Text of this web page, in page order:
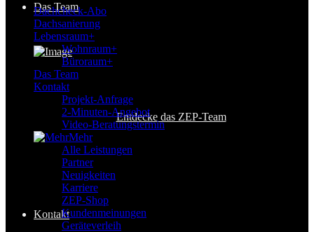
Das Team
Entdecke das ZEP-Team
Kontakt
Dachcheck-Abo
Dachsanierung
Lebensraum+
Wohnraum+
Büroraum+
Das Team
Kontakt
Projekt-Anfrage
2-Minuten-Angebot
Video-Beratungstermin
Mehr
Alle Leistungen
Partner
Neuigkeiten
Karriere
ZEP-Shop
Kundenmeinungen
Geräteverleih